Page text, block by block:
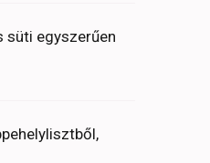
süti egyszerűen